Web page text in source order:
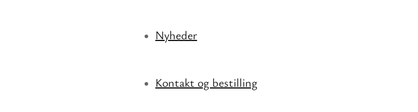
Nyheder
Kontakt og bestilling